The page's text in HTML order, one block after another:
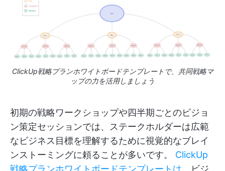
ClickUp戦略プランホワイトボードテンプレートで、共同戦略マ
ップの力を活用しましょう
初期の戦略ワークショップや四半期ごとのビジョ
ン策定セッションでは、ステークホルダーは広範
なビジネス目標を理解するために視覚的なブレイ
ンストーミングに頼ることが多いです。
ClickUp
戦略プランホワイトボードテンプレートは、ビジ